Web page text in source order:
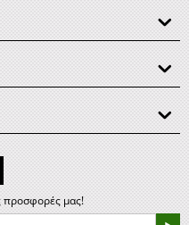
προσφορές μας!